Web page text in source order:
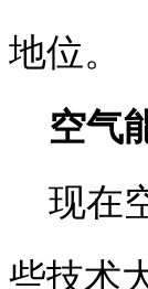
地位。
空气
现在
些技术